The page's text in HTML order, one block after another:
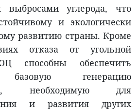
выбросами углерода, что
и экологически
развитию страны. Кроме
отказа от угольной
способны обеспечить
базовую генерацию
необходимую для
и развития других